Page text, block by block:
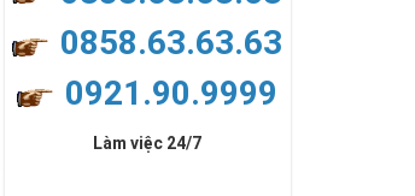
0858.63.63.63
0921.90.9999
Làm việc 24/7